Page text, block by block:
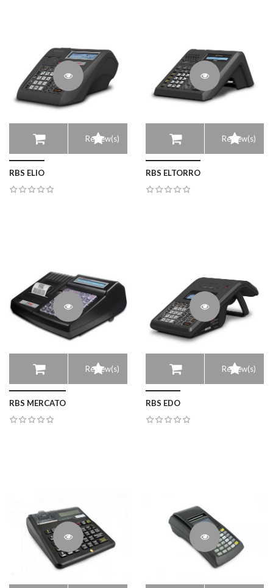
Review(s)
RBS ELIO
Review(s)
RBS ELTORRO
Review(s)
RBS MERCATO
Review(s)
RBS EDO